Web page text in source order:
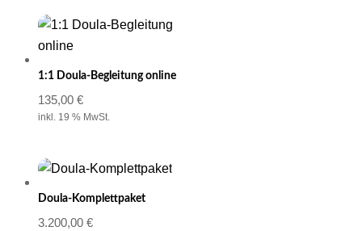
1:1 Doula-Begleitung online
135,00€
inkl. 19 % MwSt.
Doula-Komplettpaket
3.200,00€